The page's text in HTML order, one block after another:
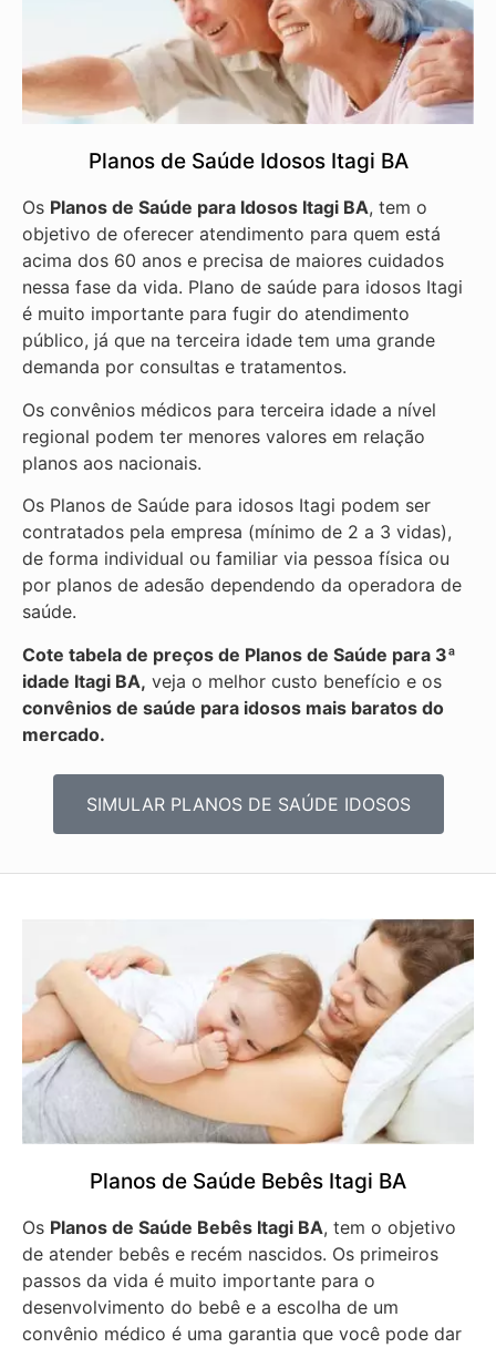
Planos de Saúde Idosos Itagi BA
Os Planos de Saúde para Idosos Itagi BA, tem o
objetivo de oferecer atendimento para quem está
acima dos 60 anos e precisa de maiores cuidados
nessa fase da vida. Plano de saúde para idosos Itagi
é muito importante para fugir do atendimento
público, já que na terceira idade tem uma grande
demanda por consultas e tratamentos.
Os convênios médicos para terceira idade a nível
regional podem ter menores valores em relação
planos aos nacionais.
Os Planos de Saúde para idosos Itagi podem ser
contratados pela empresa (mínimo de 2 a 3 vidas),
de forma individual ou familiar via pessoa física ou
por planos de adesão dependendo da operadora de
saúde.
Cote tabela de preços de Planos de Saúde para 3ª
idade Itagi BA, veja o melhor custo benefício e os
convênios de saúde para idosos mais baratos do
mercado.
SIMULAR PLANOS DE SAÚDE IDOSOS
Planos de Saúde Bebês Itagi BA
Os Planos de Saúde Bebês Itagi BA, tem o objetivo
de atender bebês e recém nascidos. Os primeiros
passos da vida é muito importante para o
desenvolvimento do bebê e a escolha de um
convênio médico é uma garantia que você pode dar